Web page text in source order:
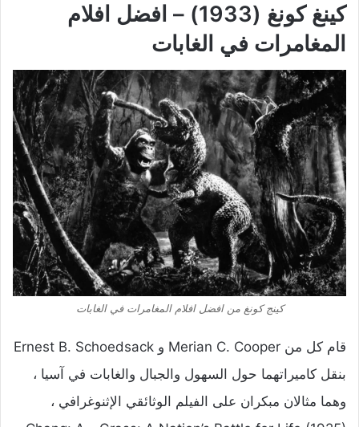
كينغ كونغ (1933) – افضل افلام
المغامرات في الغابات
كينج كونغ من افضل افلام المغامرات في الغابات
قام كل من Merian C. Cooper و Ernest B. Schoedsack
بنقل كاميراتهما حول السهول والجبال والغابات في آسيا ،
وهما مثالان مبكران على الفيلم الوثائقي الإثنوغرافي ،